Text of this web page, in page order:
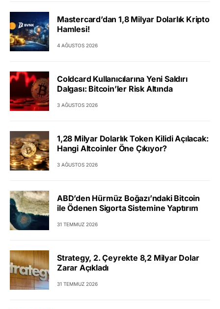
Mastercard’dan 1,8 Milyar Dolarlık Kripto
Hamlesi!
4 AĞUSTOS 2026
Coldcard Kullanıcılarına Yeni Saldırı
Dalgası: Bitcoin’ler Risk Altında
3 AĞUSTOS 2026
1,28 Milyar Dolarlık Token Kilidi Açılacak:
Hangi Altcoinler Öne Çıkıyor?
3 AĞUSTOS 2026
ABD’den Hürmüz Boğazı’ndaki Bitcoin
ile Ödenen Sigorta Sistemine Yaptırım
31 TEMMUZ 2026
Strategy, 2. Çeyrekte 8,2 Milyar Dolar
Zarar Açıkladı
31 TEMMUZ 2026